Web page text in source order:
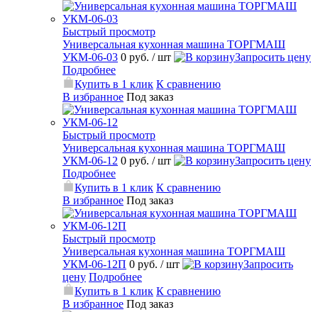
Быстрый просмотр
Универсальная кухонная машина ТОРГМАШ
УКМ-06-03 0 руб. / шт
Запросить цену
Подробнее
Купить в 1 клик К сравнению
В избранное Под заказ
Быстрый просмотр
Универсальная кухонная машина ТОРГМАШ
УКМ-06-12 0 руб. / шт
Запросить цену
Подробнее
Купить в 1 клик К сравнению
В избранное Под заказ
Быстрый просмотр
Универсальная кухонная машина ТОРГМАШ
УКМ-06-12П 0 руб. / шт
Запросить
цену Подробнее
Купить в 1 клик К сравнению
В избранное Под заказ